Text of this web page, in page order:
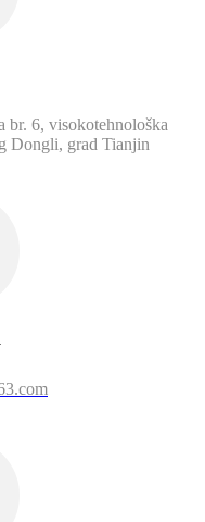
br. 6, visokotehnološka
Dongli, grad Tianjin